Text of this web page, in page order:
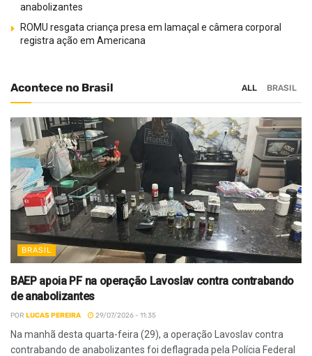
anabolizantes
ROMU resgata criança presa em lamaçal e câmera corporal
registra ação em Americana
Acontece no Brasil ALL BRASIL
BRASIL
BAEP apoia PF na operação Lavoslav contra contrabando
de anabolizantes
POR LUCAS PEREIRA 29/07/2026 - 11:35
Na manhã desta quarta-feira (29), a operação Lavoslav contra
contrabando de anabolizantes foi deflagrada pela Polícia Federal